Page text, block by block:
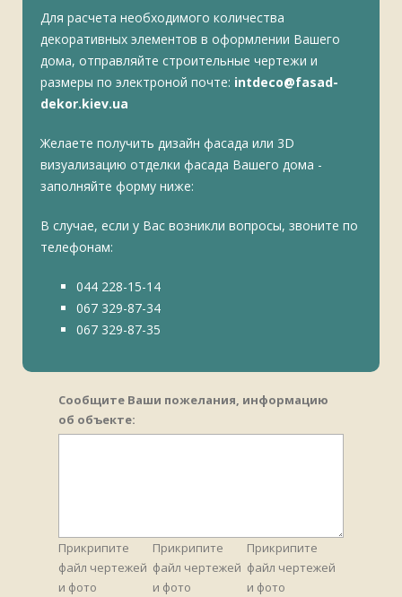
Для расчета необходимого количества
декоративных элементов в оформлении Вашего
дома, отправляйте строительные чертежи и
размеры по электроной почте: intdeco@fasad-
dekor.kiev.ua
Желаете получить дизайн фасада или 3D
визуализацию отделки фасада Вашего дома -
заполняйте форму ниже:
В случае, если у Вас возникли вопросы, звоните по
телефонам:
044 228-15-14
067 329-87-34
067 329-87-35
Сообщите Ваши пожелания, информацию
об объекте:
Прикрипите
файл чертежей
и фото
Прикрипите
файл чертежей
и фото
Прикрипите
файл чертежей
и фото